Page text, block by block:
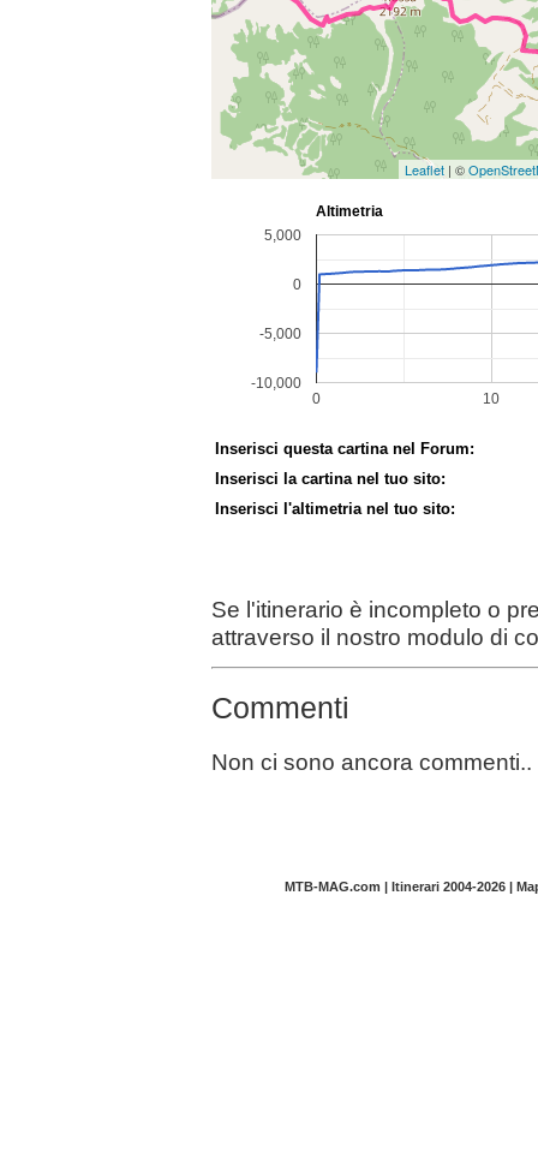
Leaflet | ©
Inserisci questa cartina nel Forum:
Inserisci la cartina nel tuo sito:
Inserisci l'altimetria nel tuo sito:
Se l'itinerario è incompleto o
attraverso il nostro modulo di
Commenti
Non ci sono ancora commenti..
MTB-MAG.com | Itinerari 2004-2026 |